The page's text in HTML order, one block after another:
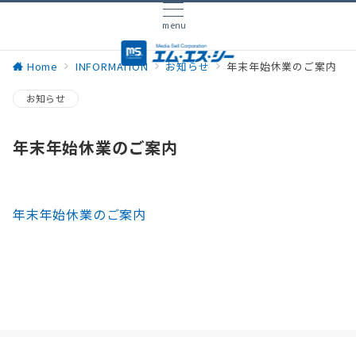
menu
Home INFORMATION お知らせ 年末年始休業のご案内
お知らせ
年末年始休業のご案内
年末年始休業のご案内